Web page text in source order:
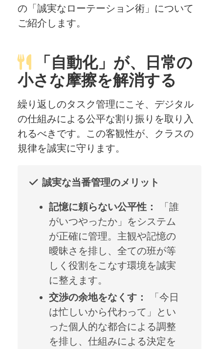
の「誠実なローテーション術」について
ご紹介します。
「自動化」が、日常の
小さな摩擦を解消する
繰り返しのタスク管理にこそ、デジタル
の仕組みによる公平な割り振りを取り入
れるべきです。この客観性が、クラスの
規律を誠実に守ります。
誠実な当番管理のメリット
記憶に頼らない公平性：
「誰
がいつやったか」をシステム
が正確に管理。主観や記憶の
曖昧さを排し、全ての班が等
しく役割をこなす環境を誠実
に整えます。
交渉の余地をなくす：
「今日
は忙しいから代わって」とい
った個人的な都合による調整
を排し、仕組みによる決定を